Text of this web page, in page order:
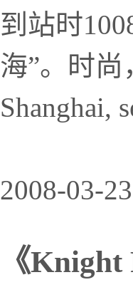
到站时
海”。时
Shanghai,
2008-03-23
《